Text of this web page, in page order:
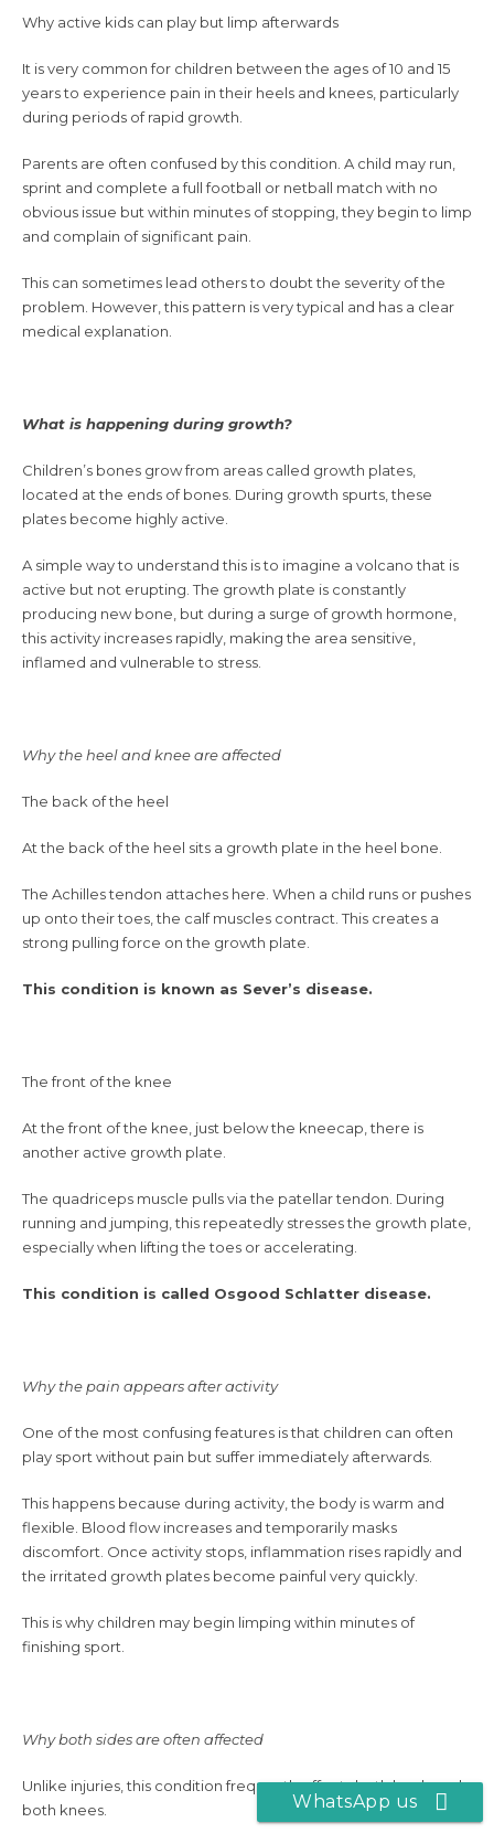
Why active kids can play but limp afterwards
It is very common for children between the ages of 10 and 15
years to experience pain in their heels and knees, particularly
during periods of rapid growth.
Parents are often confused by this condition. A child may run,
sprint and complete a full football or netball match with no
obvious issue but within minutes of stopping, they begin to limp
and complain of significant pain.
This can sometimes lead others to doubt the severity of the
problem. However, this pattern is very typical and has a clear
medical explanation.
What is happening during growth?
Children’s bones grow from areas called growth plates,
located at the ends of bones. During growth spurts, these
plates become highly active.
A simple way to understand this is to imagine a volcano that is
active but not erupting. The growth plate is constantly
producing new bone, but during a surge of growth hormone,
this activity increases rapidly, making the area sensitive,
inflamed and vulnerable to stress.
Why the heel and knee are affected
The back of the heel
At the back of the heel sits a growth plate in the heel bone.
The Achilles tendon attaches here. When a child runs or pushes
up onto their toes, the calf muscles contract. This creates a
strong pulling force on the growth plate.
This condition is known as Sever’s disease.
The front of the knee
At the front of the knee, just below the kneecap, there is
another active growth plate.
The quadriceps muscle pulls via the patellar tendon. During
running and jumping, this repeatedly stresses the growth plate,
especially when lifting the toes or accelerating.
This condition is called Osgood Schlatter disease.
Why the pain appears after activity
One of the most confusing features is that children can often
play sport without pain but suffer immediately afterwards.
This happens because during activity, the body is warm and
flexible. Blood flow increases and temporarily masks
discomfort. Once activity stops, inflammation rises rapidly and
the irritated growth plates become painful very quickly.
This is why children may begin limping within minutes of
finishing sport.
Why both sides are often affected
Unlike injuries, this condition frequently affects both heels and
both knees.
WhatsApp us